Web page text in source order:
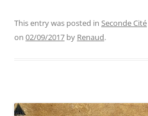
This entry was posted in Seconde Cité
on 02/09/2017 by Renaud.